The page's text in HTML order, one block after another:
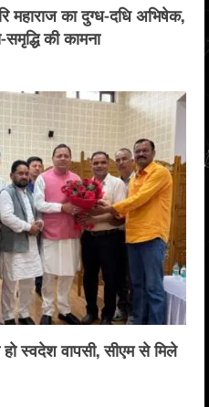
महाराज का दुग्ध-दधि अभिषेक,
की कामना
स्वदेश वापसी, सीएम से मिले